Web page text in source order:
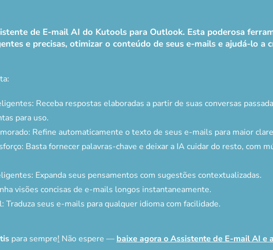
de E-mail AI do Kutools para Outlook. Esta poderosa
e precisas, otimizar o conteúdo de seus e-mails e ajudá-lo a
Receba respostas elaboradas a partir de suas conversas
para uso.
Refine automaticamente o texto de seus e-mails para maior
Basta fornecer palavras-chave e deixar a IA cuidar do resto, com
Expanda seus pensamentos com sugestões contextualizadas.
visões concisas de e-mails longos instantaneamente.
Traduza seus e-mails para qualquer idioma com facilidade.
para sempre! Não espere — baixe agora o Assistente de E-mail AI e